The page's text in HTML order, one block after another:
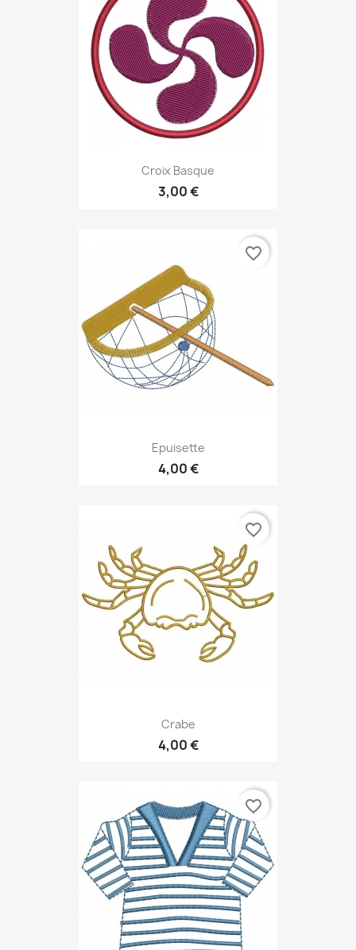
Croix Basque
3,00 €
Epuisette
4,00 €
favorite_border
Crabe
4,00 €
favorite_border
favorite_border